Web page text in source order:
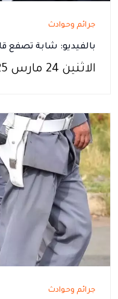
جرائم وحوادث
بالفيديو: شابة
الاثنين 24 مارس 2025
جرائم وحوادث